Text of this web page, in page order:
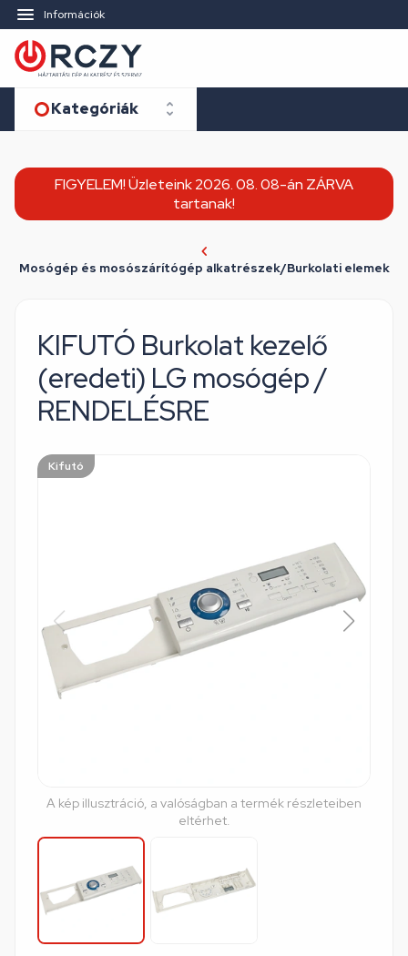
Információk
Kategóriák
FIGYELEM! Üzleteink 2026. 08. 08-án ZÁRVA
tartanak!
Mosógép és mosószárítógép alkatrészek/Burkolati elemek
KIFUTÓ Burkolat kezelő
(eredeti) LG mosógép /
RENDELÉSRE
A kép illusztráció, a valóságban a termék részleteiben
eltérhet.
Kifutó